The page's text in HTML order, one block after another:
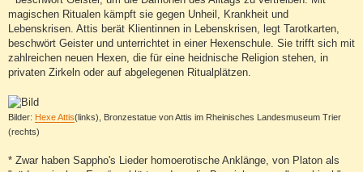
magischen Ritualen kämpft sie gegen Unheil, Krankheit und
Lebenskrisen. Attis berät Klientinnen in Lebenskrisen, legt Tarotkarten,
beschwört Geister und unterrichtet in einer Hexenschule. Sie trifft sich mit
zahlreichen neuen Hexen, die für eine heidnische Religion stehen, in
privaten Zirkeln oder auf abgelegenen Ritualplätzen.
Bilder: Hexe Attis(links), Bronzestatue von Attis im Rheinisches Landesmuseum Trier
(rechts)
* Zwar haben Sappho's Lieder homoerotische Anklänge, von Platon als